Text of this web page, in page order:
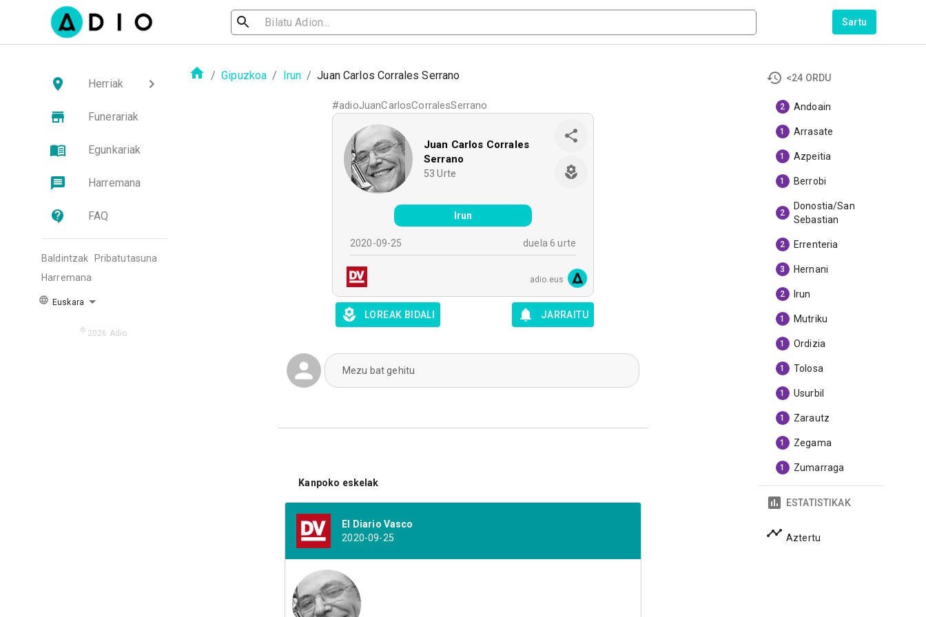
Sartu
Herriak
Funerariak
Egunkariak
Harremana
FAQ
Baldintzak
Pribatutasuna
Harremana
Euskara
© 2026 Adio.
/ Gipuzkoa / Irun / Juan Carlos Corrales Serrano
#adioJuanCarlosCorralesSerrano
Juan Carlos Corrales
Serrano
53 Urte
Irun
2020-09-25 duela 6 urte
adio.eus
LOREAK BIDALI JARRAITU
Mezu bat gehitu
Kanpoko eskelak
El Diario Vasco
2020-09-25
<24 ORDU
2 Andoain
1 Arrasate
1 Azpeitia
1 Berrobi
2
Donostia/San
Sebastian
2 Errenteria
3 Hernani
2 Irun
1 Mutriku
1 Ordizia
1 Tolosa
1 Usurbil
1 Zarautz
1 Zegama
1 Zumarraga
ESTATISTIKAK
Aztertu